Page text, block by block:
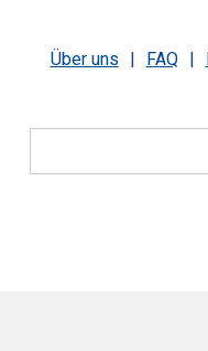
Über uns FAQ